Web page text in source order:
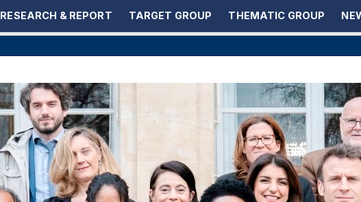
RESEARCH & REPORT TARGET GROUP THEMATIC GROUP